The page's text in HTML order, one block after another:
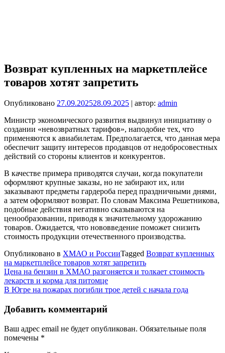
Возврат купленных на маркетплейсе
товаров хотят запретить
Опубликовано 27.09.202528.09.2025 | автор: admin
Министр экономического развития выдвинул инициативу о
создании «невозвратных тарифов», наподобие тех, что
применяются к авиабилетам. Предполагается, что данная мера
обеспечит защиту интересов продавцов от недобросовестных
действий со стороны клиентов и конкурентов.
В качестве примера приводятся случаи, когда покупатели
оформляют крупные заказы, но не забирают их, или
заказывают предметы гардероба перед праздничными днями,
а затем оформляют возврат. По словам Максима Решетникова,
подобные действия негативно сказываются на
ценообразовании, приводя к значительному удорожанию
товаров. Ожидается, что нововведение поможет снизить
стоимость продукции отечественного производства.
Опубликовано в ХМАО и РоссииTagged Возврат купленных
на маркетплейсе товаров хотят запретить
Навигация
по
Цена на бензин в ХМАО разгоняется и толкает стоимость
лекарств и корма для питомце
​В Югре на пожарах погибли трое детей с начала года
Добавить комментарий
Ваш адрес email не будет опубликован. Обязательные поля
помечены *